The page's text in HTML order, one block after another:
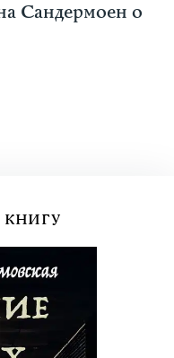
Сандермоен о
КНИГУ